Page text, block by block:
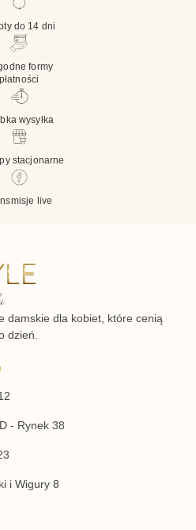
do 14 dni
formy
płatności
wysyłka
stacjonarne
live
damskie dla kobiet, które cenią
dzień.
- Rynek 38
i Wigury 8